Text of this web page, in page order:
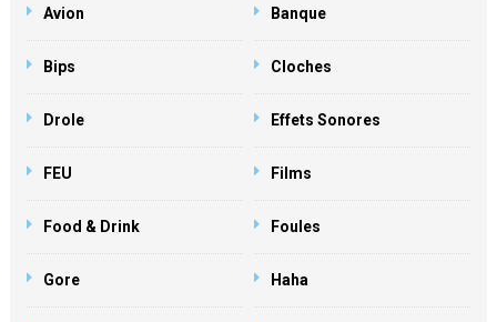
Avion Banque
Bips Cloches
Drole Effets Sonores
FEU Films
Food & Drink Foules
Gore Haha